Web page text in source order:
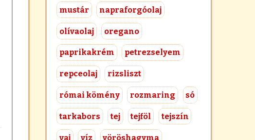
mustár napraforgóolaj
olívaolaj oregano
paprikakrém petrezselyem
repceolaj rizsliszt
római kömény rozmaring só
tarkabors tej tejföl tejszín
vaj víz vöröshagyma